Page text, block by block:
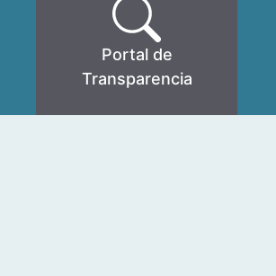
Portal de
Transparencia